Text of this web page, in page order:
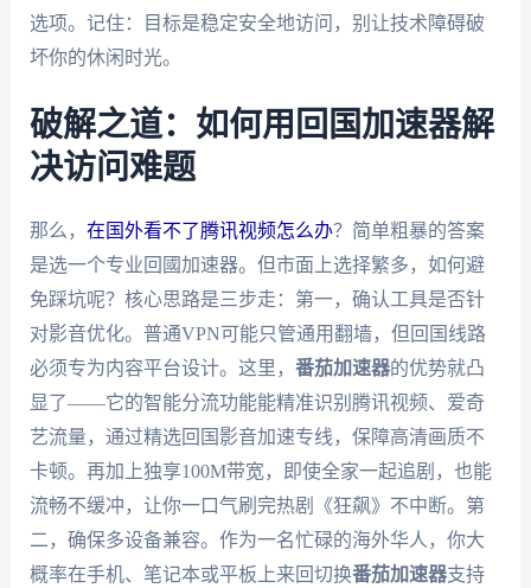
选项。记住：目标是稳定安全地访问，别让技术障碍破
坏你的休闲时光。
破解之道：如何用回国加速器解
决访问难题
那么， 在国外看不了腾讯视频怎么办？简单粗暴的答案
是选一个专业回國加速器。但市面上选择繁多，如何避
免踩坑呢？核心思路是三步走：第一，确认工具是否针
对影音优化。普通VPN可能只管通用翻墙，但回国线路
必须专为内容平台设计。这里， 番茄加速器的优势就凸
显了——它的智能分流功能能精准识别腾讯视频、爱奇
艺流量，通过精选回国影音加速专线，保障高清画质不
卡顿。再加上独享100M带宽，即使全家一起追剧，也能
流畅不缓冲，让你一口气刷完热剧《狂飙》不中断。第
二，确保多设备兼容。作为一名忙碌的海外华人，你大
概率在手机、笔记本或平板上来回切换番茄加速器支持